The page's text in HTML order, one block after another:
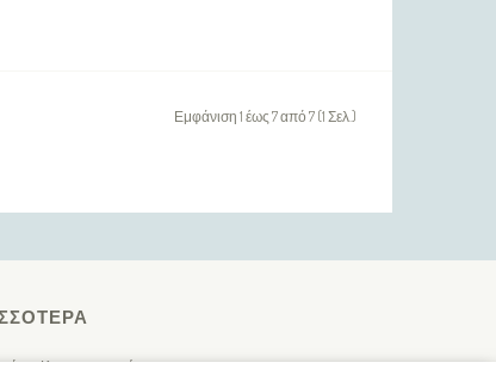
Εμφάνιση 1 έως 7 από 7 (1 Σελ.)
Κατασκευαστών